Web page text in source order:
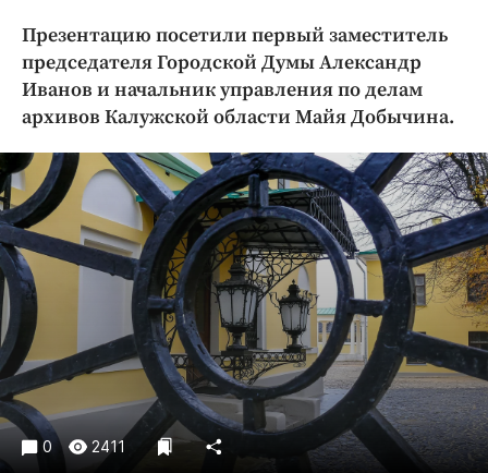
Культура
Недвижимость и ЖКХ
Образование
Погода
Праздники
Происшествия
Спорт
Экономика и бизнес
ПРОЕКТЫ
Издания
Медиаперсона
Презентацию посетили первый заместитель
председателя Городской Думы Александр
Иванов и начальник управления по делам
архивов Калужской области Майя Добычина.
0 2411